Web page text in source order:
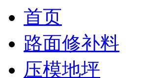
首页
路面修补料
压模地坪